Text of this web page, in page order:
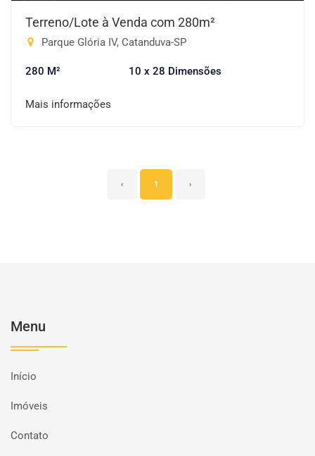
Terreno/Lote à Venda com 280m²
Parque Glória IV, Catanduva-SP
280 M² 10 x 28 Dimensões
Mais informações
‹ 1 ›
Menu
Início
Imóveis
Contato